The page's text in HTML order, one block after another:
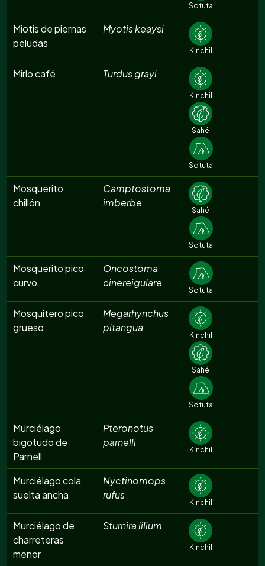
Sotuta
Miotis de piernas
peludas
Myotis keaysi
Kinchil
Mirlo café Turdus grayi
Kinchil
Sahé
Sotuta
Mosquerito
chillón
Camptostoma
imberbe
Sahé
Sotuta
Mosquerito pico
curvo
Oncostoma
cinereigulare
Sotuta
Mosquitero pico
grueso
Megarhynchus
pitangua
Kinchil
Sahé
Sotuta
Murciélago
bigotudo de
Parnell
Pteronotus
parnelli
Kinchil
Murciélago cola
suelta ancha
Nyctinomops
rufus
Kinchil
Murciélago de
charreteras
menor
Sturnira lilium
Kinchil